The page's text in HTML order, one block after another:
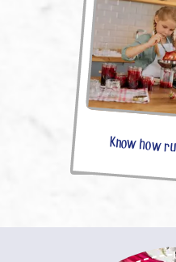
Know how